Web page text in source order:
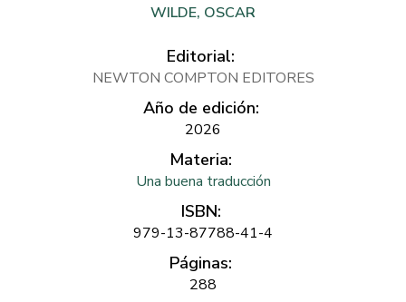
WILDE, OSCAR
Editorial:
NEWTON COMPTON EDITORES
Año de edición:
2026
Materia:
Una buena traducción
ISBN:
979-13-87788-41-4
Páginas:
288